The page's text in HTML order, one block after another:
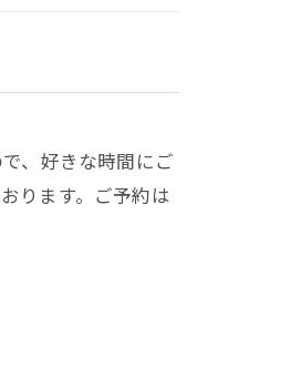
、好きな時間にご
ります。ご予約は